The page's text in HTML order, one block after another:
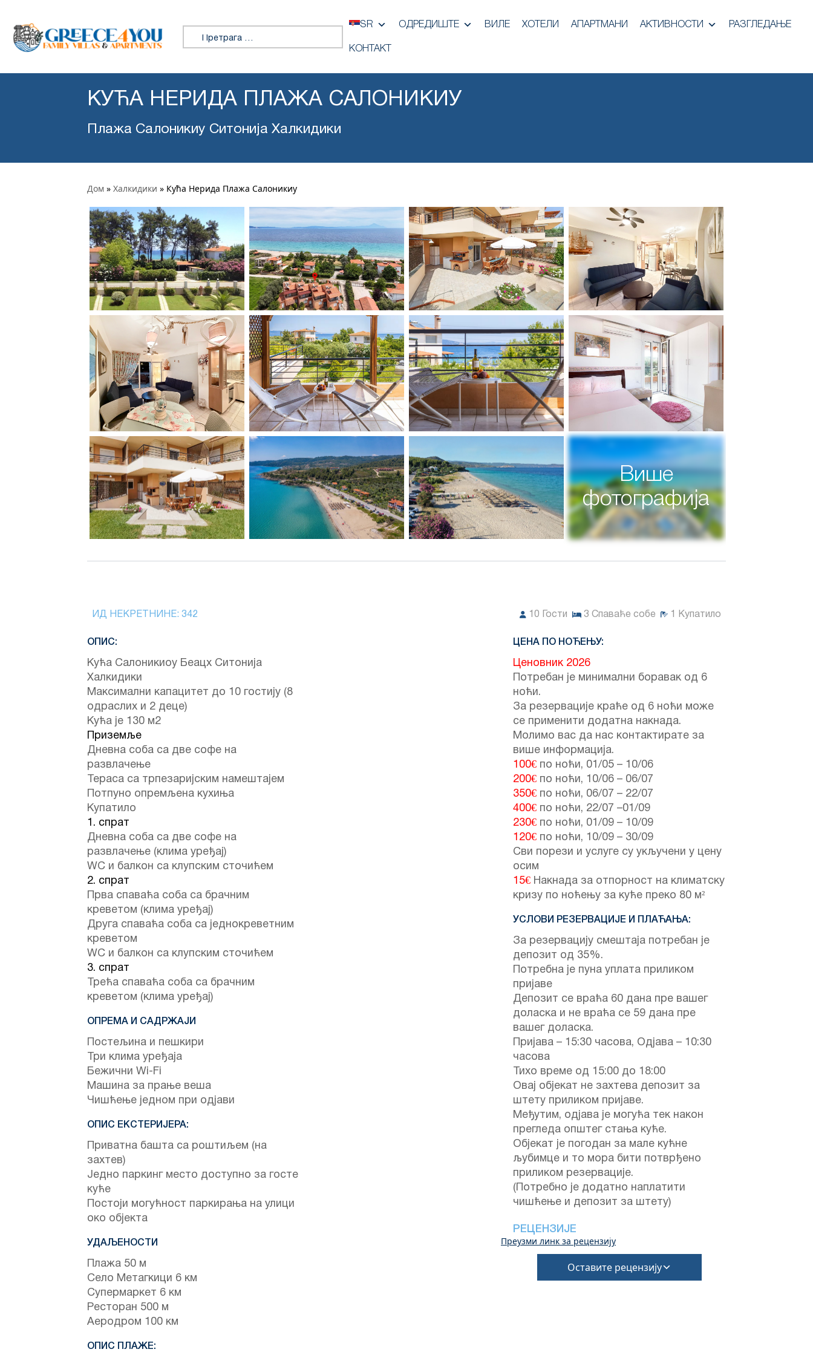
Претражи:
SR ОДРЕДИШТЕ ВИЛЕ ХОТЕЛИ АПАРТМАНИ АКТИВНОСТИ РАЗГЛЕДАЊЕ
КОНТАКТ
КУЋА НЕРИДА ПЛАЖА САЛОНИКИУ
Плажа Салоникиу Ситонија Халкидики
Дом » Халкидики » Кућа Нерида Плажа Салоникиу
Више
фотографија
ИД НЕКРЕТНИНЕ: 342 10 Гости 3 Спаваће собе Купатило
ОПИС:
Кућа Салоникиоу Беацх Ситонија
Халкидики
Максимални капацитет до 10 гостију (8
одраслих и 2 деце)
Кућа је 130 м2
Приземље
Дневна соба са две софе на
развлачење
Тераса са трпезаријским намештајем
Потпуно опремљена кухиња
Купатило
1. спрат
Дневна соба са две софе на
развлачење (клима уређај)
WC и балкон са клупским сточићем
2. спрат
Прва спаваћа соба са брачним
креветом (клима уређај)
Друга спаваћа соба са једнокреветним
креветом
WC и балкон са клупским сточићем
3. спрат
Трећа спаваћа соба са брачним
креветом (клима уређај)
ОПРЕМА И САДРЖАЈИ
Постељина и пешкири
Три клима уређаја
Бежични Wi-Fi
Машина за прање веша
Чишћење једном при одјави
ОПИС ЕКСТЕРИЈЕРА:
Приватна башта са роштиљем (на
захтев)
Једно паркинг место доступно за госте
куће
Постоји могућност паркирања на улици
око објекта
УДАЉЕНОСТИ
Плажа 50 м
Село Метагкици 6 км
Супермаркет 6 км
Ресторан 500 м
Аеродром 100 км
ОПИС ПЛАЖЕ:
ЦЕНА ПО НОЋЕЊУ:
Ценовник 2026
Потребан је минимални боравак од 6
ноћи.
За резервације краће од 6 ноћи може
се применити додатна накнада.
Молимо вас да нас контактирате за
више информација.
100€ по ноћи, 01/05 – 10/06
200€ по ноћи, 10/06 – 06/07
350€ по ноћи, 06/07 – 22/07
400€ по ноћи, 22/07 –01/09
230€ по ноћи, 01/09 – 10/09
120€ по ноћи, 10/09 – 30/09
Сви порези и услуге су укључени у цену
осим
15€ Накнада за отпорност на климатску
кризу по ноћењу за куће преко 80 м²
УСЛОВИ РЕЗЕРВАЦИЈЕ И ПЛАЋАЊА:
За резервацију смештаја потребан је
депозит од 35%.
Потребна је пуна уплата приликом
пријаве
Депозит се враћа 60 дана пре вашег
доласка и не враћа се 59 дана пре
вашег доласка.
Пријава – 15:30 часова, Одјава – 10:30
часова
Тихо време од 15:00 до 18:00
Овај објекат не захтева депозит за
штету приликом пријаве.
Међутим, одјава је могућа тек након
прегледа општег стања куће.
Објекат је погодан за мале кућне
љубимце и то мора бити потврђено
приликом резервације.
(Потребно је додатно наплатити
чишћење и депозит за штету)
РЕЦЕНЗИЈЕ
Преузми линк за рецензију
Оставите рецензију